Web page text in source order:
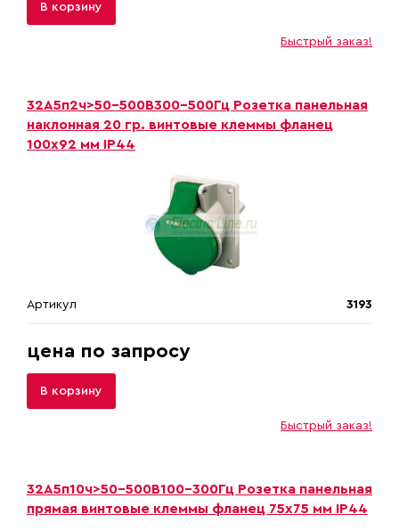
В корзину
Быстрый заказ!
32A5п2ч>50-500B300-500Гц Розетка панельная
наклонная 20 гр. винтовые клеммы фланец
100х92 мм IP44
Артикул 3193
цена по запросу
В корзину
Быстрый заказ!
32A5п10ч>50-500B100-300Гц Розетка панельная
прямая винтовые клеммы фланец 75х75 мм IP44